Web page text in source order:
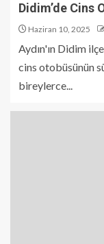
Didim’de Cins
Haziran 10, 2025
Aydın'ın Didim
cins otobüsünün
bireylerce...